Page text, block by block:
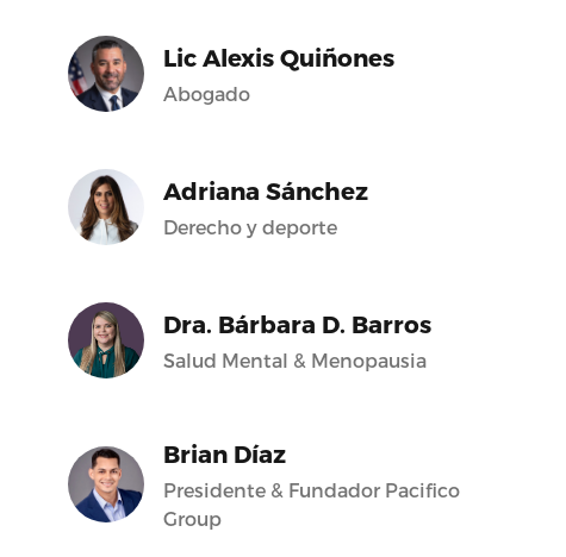
Lic Alexis Quiñones
Abogado
Adriana Sánchez
Derecho y deporte
Dra. Bárbara D. Barros
Salud Mental & Menopausia
Brian Díaz
Presidente & Fundador Pacifico
Group